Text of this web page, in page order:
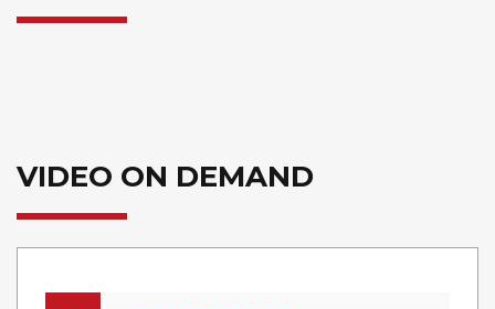
VIDEO ON DEMAND